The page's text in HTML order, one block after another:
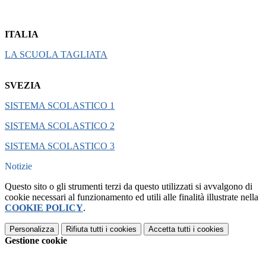
ITALIA
LA SCUOLA TAGLIATA
SVEZIA
SISTEMA SCOLASTICO 1
SISTEMA SCOLASTICO 2
SISTEMA SCOLASTICO 3
Notizie
Questo sito o gli strumenti terzi da questo utilizzati si avvalgono di
cookie necessari al funzionamento ed utili alle finalità illustrate nella
COOKIE POLICY.
Personalizza Rifiuta tutti i cookies Accetta tutti i cookies
Gestione cookie